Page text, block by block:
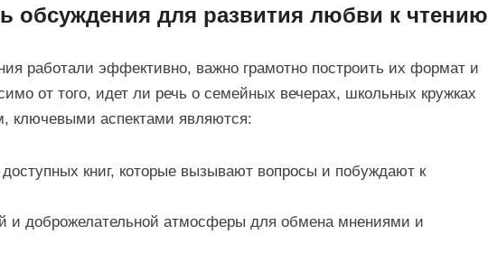
обсуждения для развития любви к чтению
работали эффективно, важно грамотно построить их формат и
от того, идет ли речь о семейных вечерах, школьных кружках
ключевыми аспектами являются:
книг, которые вызывают вопросы и побуждают к
и доброжелательной атмосферы для обмена мнениями и